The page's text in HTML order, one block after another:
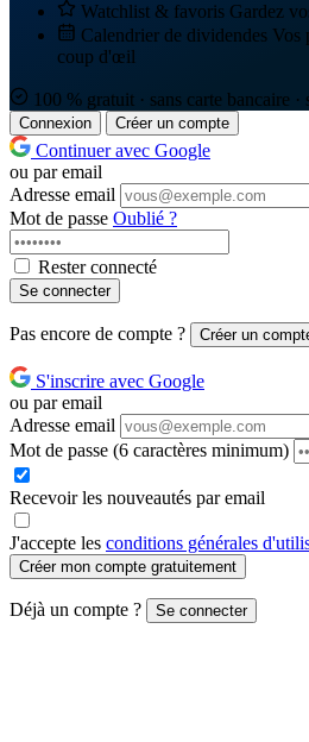
Watchlist & favoris Gardez
Calendrier de dividendes Vos
coup d'œil
100 % gratuit · sans carte bancaire ·
Connexion Créer un compte
Continuer avec Google
ou par email
Adresse email
Mot de passe Oublié ?
Rester connecté
Se connecter
Pas encore de compte ? Créer un
S'inscrire avec Google
ou par email
Adresse email
Mot de passe (6 caractères minimum)
Recevoir les nouveautés par email
J'accepte les conditions générales
Créer mon compte gratuitement
Déjà un compte ? Se connecter